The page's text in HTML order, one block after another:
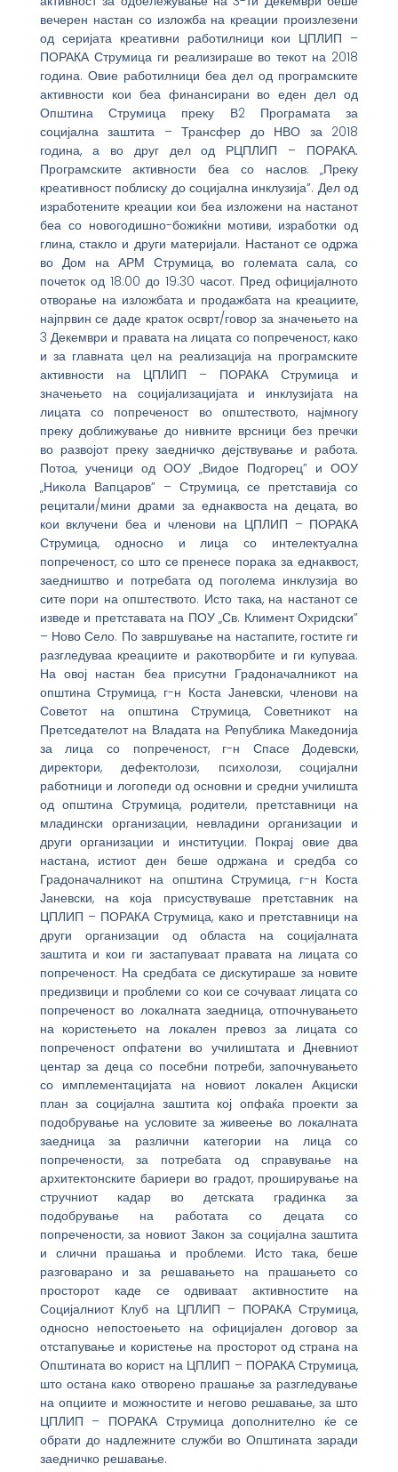
вечерен настан со изложба на креации произлезени
од серијата креативни работилници кои ЦПЛИП –
ПОРАКА Струмица ги реализираше во текот на 2018
година. Овие работилници беа дел од програмските
активности кои беа финансирани во еден дел од
Општина Струмица преку В2 Програмата за
социјална заштита – Трансфер до НВО за 2018
година, а во друг дел од РЦПЛИП – ПОРАКА.
Програмските активности беа со наслов: „Преку
креативност поблиску до социјална инклузија”. Дел од
изработените креации кои беа изложени на настанот
беа со новогодишно-божиќни мотиви, изработки од
глина, стакло и други материјали. Настанот се одржа
во Дом на АРМ Струмица, во големата сала, со
почеток од 18:00 до 19:30 часот. Пред официјалното
отворање на изложбата и продажбата на креациите,
најпрвин се даде краток осврт/говор за значењето на
3 Декември и правата на лицата со попреченост, како
и за главната цел на реализација на програмските
активности на ЦПЛИП – ПОРАКА Струмица и
значењето на социјализацијата и инклузијата на
лицата со попреченост во општеството, најмногу
преку доближување до нивните врсници без пречки
во развојот преку заедничко дејствување и работа.
Потоа, ученици од ООУ „Видое Подгорец” и ООУ
„Никола Вапцаров” – Струмица, се претставија со
рецитали/мини драми за еднаквоста на децата, во
кои вклучени беа и членови на ЦПЛИП – ПОРАКА
Струмица, односно и лица со интелектуална
попреченост, со што се пренесе порака за еднаквост,
заедништво и потребата од поголема инклузија во
сите пори на општеството. Исто така, на настанот се
изведе и претставата на ПОУ „Св. Климент Охридски”
– Ново Село. По завршување на настапите, гостите ги
разгледуваа креациите и ракотворбите и ги купуваа.
На овој настан беа присутни Градоначалникот на
општина Струмица, г-н Коста Јаневски, членови на
Советот на општина Струмица, Советникот на
Претседателот на Владата на Република Македонија
за лица со попреченост, г-н Спасе Додевски,
директори, дефектолози, психолози, социјални
работници и логопеди од основни и средни училишта
од општина Струмица, родители, претставници на
младински организации, невладини организации и
други организации и институции. Покрај овие два
настана, истиот ден беше одржана и средба со
Градоначалникот на општина Струмица, г-н Коста
Јаневски, на која присуствуваше претставник на
ЦПЛИП – ПОРАКА Струмица, како и претставници на
други организации од областа на социјалната
заштита и кои ги застапуваат правата на лицата со
попреченост. На средбата се дискутираше за новите
предизвици и проблеми со кои се сочуваат лицата со
попреченост во локалната заедница, отпочнувањето
на користењето на локален превоз за лицата со
попреченост опфатени во училиштата и Дневниот
центар за деца со посебни потреби, започнувањето
со имплементацијата на новиот локален Акциски
план за социјална заштита кој опфаќа проекти за
подобрување на условите за живеење во локалната
заедница за различни категории на лица со
попречености, за потребата од справување на
архитектонските бариери во градот, проширување на
стручниот кадар во детската градинка за
подобрување на работата со децата со
попречености, за новиот Закон за социјална заштита
и слични прашања и проблеми. Исто така, беше
разговарано и за решавањето на прашањето со
просторот каде се одвиваат активностите на
Социјалниот Клуб на ЦПЛИП – ПОРАКА Струмица,
односно непостоењето на официјален договор за
отстапување и користење на просторот од страна на
Општината во корист на ЦПЛИП – ПОРАКА Струмица,
што остана како отворено прашање за разгледување
на опциите и можностите и негово решавање, за што
ЦПЛИП – ПОРАКА Струмица дополнително ќе се
обрати до надлежните служби во Општината заради
заедничко решавање.